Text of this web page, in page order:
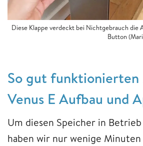
Diese Klappe verdeckt bei Nichtgebrauch die
Button
So gut funktionierten
Venus E Aufbau und
Um diesen Speicher in
haben wir nur wenige